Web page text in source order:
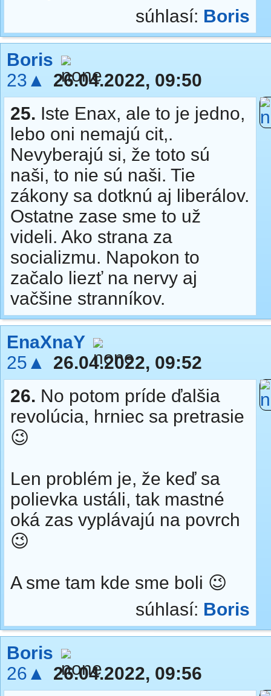
súhlasí: Boris
Boris
23▲
26.04.2022, 09:50
25. Iste Enax, ale to je jedno,
lebo oni nemajú cit,.
Nevyberajú si, že toto sú
naši, to nie sú naši. Tie
zákony sa dotknú aj liberálov.
Ostatne zase sme to už
videli. Ako strana za
socializmu. Napokon to
začalo liezť na nervy aj
vačšine stranníkov.
EnaXnaY
25▲
26.04.2022, 09:52
26. No potom príde ďalšia
revolúcia, hrniec sa pretrasie
😉
Len problém je, že keď sa
polievka ustáli, tak mastné
oká zas vyplávajú na povrch
😉
A sme tam kde sme boli 😉
súhlasí: Boris
Boris
26▲
26.04.2022, 09:56